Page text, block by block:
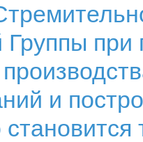
Группы
и